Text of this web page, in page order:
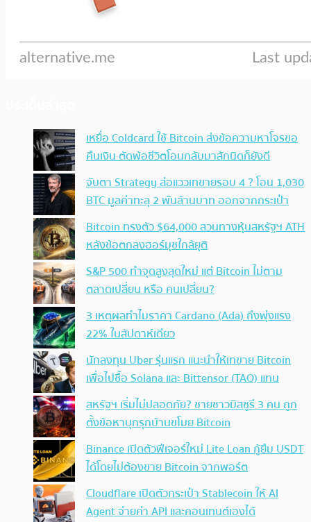
เหยื่อ Coldcard ใช้ Bitcoin ส่งข้อความหาโจรขอ
คืนเงิน ตัดพ้อชีวิตโอนกลับมาสักนิดก็ยังดี
จับตา Strategy ส่อแววเทขายรอบ 4 ? โอน 1,030
BTC มูลค่าทะลุ 2 พันล้านบาท ออกจากกระเป๋า
Bitcoin ทรงตัว $64,000 สวนทางหุ้นสหรัฐฯ ATH
หลังข้อตกลงฮอร์มุซใกล้ยุติ
S&P 500 ทำจุดสูงสุดใหม่ แต่ Bitcoin ไม่ตาม
ตลาดเปลี่ยน หรือ คนเปลี่ยน?
3 เหตุผลทำไมราคา Cardano (Ada) ถึงพุ่งแรง
22% ในสัปดาห์เดียว
นักลงทุน Uber รุ่นแรก แนะนำให้เทขาย Bitcoin
เพื่อไปซื้อ Solana และ Bittensor (TAO) แทน
สหรัฐฯ เริ่มไม่ปลอดภัย? ชายชาวมิสซูรี 3 คน ถูก
ตั้งข้อหาบุกรุกบ้านขโมย Bitcoin
Binance เปิดตัวฟีเจอร์ใหม่ Lite Loan กู้ยืม USDT
ได้โดยไม่ต้องขาย Bitcoin จากพอร์ต
Cloudflare เปิดตัวกระเป๋า Stablecoin ให้ AI
Agent จ่ายค่า API และคอนเทนต์เองได้